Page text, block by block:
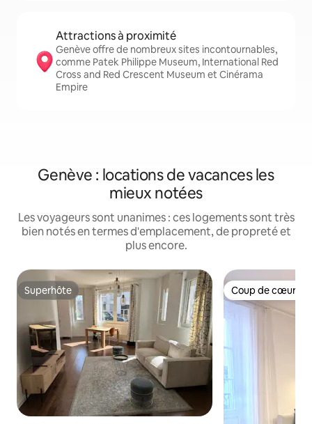
Attractions à proximité
Genève offre de nombreux sites incontournables,
comme Patek Philippe Museum, International Red
Cross and Red Crescent Museum et Cinérama
Empire
Genève : locations de vacances les
mieux notées
Les voyageurs sont unanimes : ces logements sont très
bien notés en termes d'emplacement, de propreté et
plus encore.
Superhôte
Superhôte Coup de cœur
Coup de cœur